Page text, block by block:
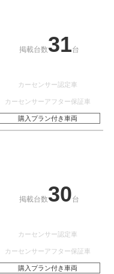
掲載台数31台
カーセンサー認定車
カーセンサーアフター保証車
購入プラン付き車両
掲載台数30台
カーセンサー認定車
カーセンサーアフター保証車
購入プラン付き車両